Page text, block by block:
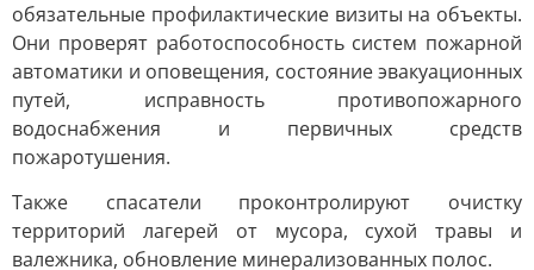
обязательные профилактические визиты на объекты.
Они проверят работоспособность систем пожарной
автоматики и оповещения, состояние эвакуационных
путей, исправность противопожарного
водоснабжения и первичных средств
пожаротушения.
Также спасатели проконтролируют очистку
территорий лагерей от мусора, сухой травы и
валежника, обновление минерализованных полос.